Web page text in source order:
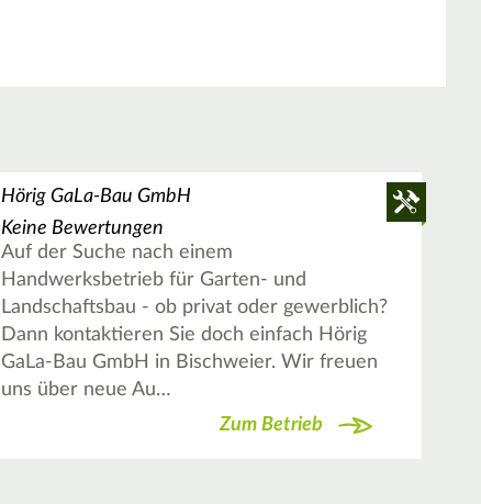
Hörig GaLa-Bau GmbH
Keine Bewertungen
Auf der Suche nach einem
Handwerksbetrieb für Garten- und
Landschaftsbau - ob privat oder gewerblich?
Dann kontaktieren Sie doch einfach Hörig
GaLa-Bau GmbH in Bischweier. Wir freuen
uns über neue Au…
Zum Betrieb